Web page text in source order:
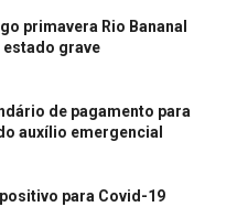
primavera Rio Bananal
estado grave
de pagamento para
auxílio emergencial
para Covid-19